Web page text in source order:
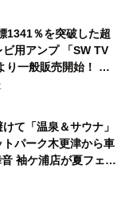
定！
1341％を突破した超
用アンプ 「SW TV
り一般販売開始！ ケ
だけ、テレビの音が
て「温泉＆サウナ」
パーク木更津から車
袖ケ浦店が夏フェア